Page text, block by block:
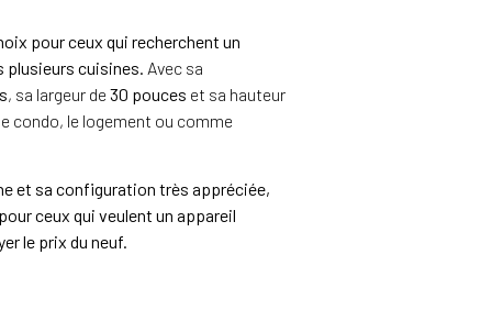
pour ceux qui recherchent un
cuisines. Avec sa
, sa largeur de 30 pouces et sa hauteur
condo, le logement ou comme
et sa configuration très appréciée,
ceux qui veulent un appareil
le prix du neuf.